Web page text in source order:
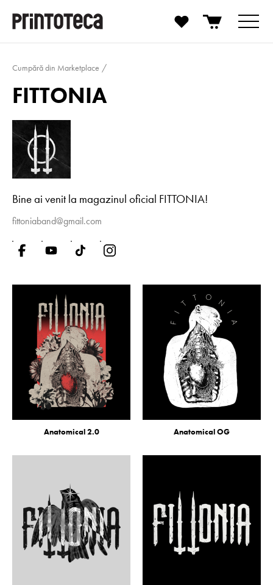
Cumpără din Marketplace
FITTONIA
Bine ai venit la magazinul oficial FITTONIA!
fittoniaband@gmail.com
Anatomical 2.0 Anatomical OG